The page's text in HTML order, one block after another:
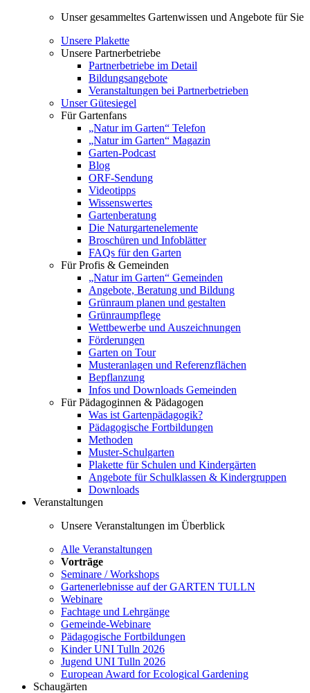
Unser gesammeltes Gartenwissen und Angebote für Sie
Unsere Plakette
Unsere Partnerbetriebe
Partnerbetriebe im Detail
Bildungsangebote
Veranstaltungen bei Partnerbetrieben
Unser Gütesiegel
Für Gartenfans
„Natur im Garten“ Telefon
„Natur im Garten“ Magazin
Garten-Podcast
Blog
ORF-Sendung
Videotipps
Wissenswertes
Gartenberatung
Die Naturgartenelemente
Broschüren und Infoblätter
FAQs für den Garten
Für Profis & Gemeinden
„Natur im Garten“ Gemeinden
Angebote, Beratung und Bildung
Grünraum planen und gestalten
Grünraumpflege
Wettbewerbe und Auszeichnungen
Förderungen
Garten on Tour
Musteranlagen und Referenzflächen
Bepflanzung
Infos und Downloads Gemeinden
Für Pädagoginnen & Pädagogen
Was ist Gartenpädagogik?
Pädagogische Fortbildungen
Methoden
Muster-Schulgarten
Plakette für Schulen und Kindergärten
Angebote für Schulklassen & Kindergruppen
Downloads
Veranstaltungen
Unsere Veranstaltungen im Überblick
Alle Veranstaltungen
Vorträge
Seminare / Workshops
Gartenerlebnisse auf der GARTEN TULLN
Webinare
Fachtage und Lehrgänge
Gemeinde-Webinare
Pädagogische Fortbildungen
Kinder UNI Tulln 2026
Jugend UNI Tulln 2026
European Award for Ecological Gardening
Schaugärten